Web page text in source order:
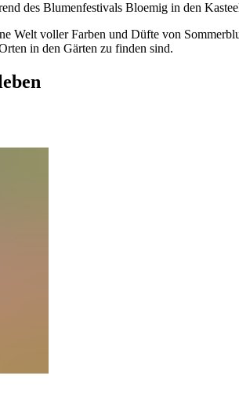
des Blumenfestivals Bloemig in den
Welt voller Farben und Düfte von
in den Gärten zu finden sind.